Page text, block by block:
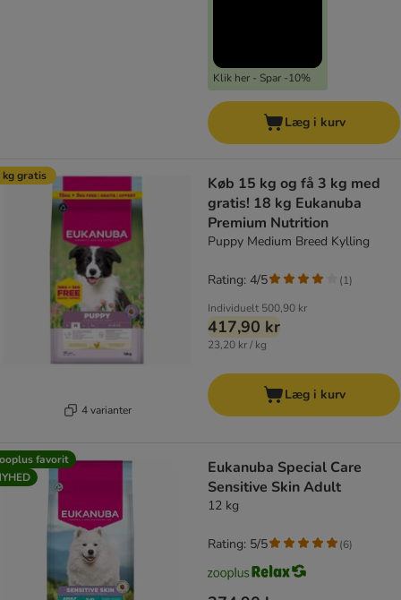
Klik her - Spar -10%
Læg i kurv
kg gratis
4 varianter
Køb 15 kg og få 3 kg med
gratis! 18 kg Eukanuba
Premium Nutrition
Puppy Medium Breed Kylling
Individuelt 500,90 kr
417,90 kr
23,20 kr / kg
Rating: 4/5 (1)
Læg i kurv
favorit
Eukanuba Special Care
Sensitive Skin Adult
12 kg
Rating: 5/5 (6)